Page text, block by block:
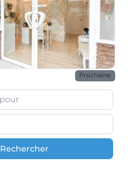
Prochaine
RechercherRechercher